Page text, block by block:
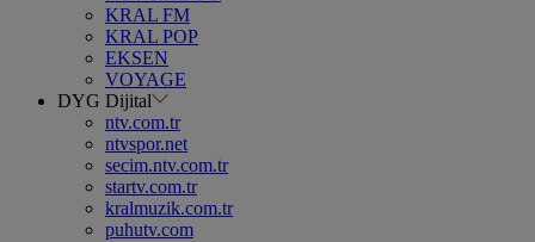
KRAL FM
KRAL POP
EKSEN
VOYAGE
DYG Dijital
ntv.com.tr
ntvspor.net
secim.ntv.com.tr
startv.com.tr
kralmuzik.com.tr
puhutv.com